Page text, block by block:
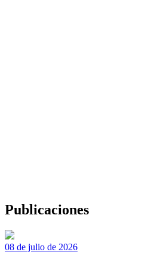
Publicaciones
08 de julio de 2026